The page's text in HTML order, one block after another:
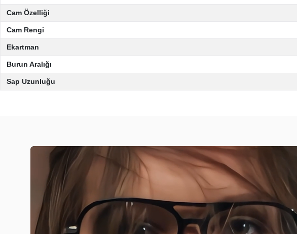
Cam Özelliği
Cam Rengi
Ekartman
Burun Aralığı
Sap Uzunluğu